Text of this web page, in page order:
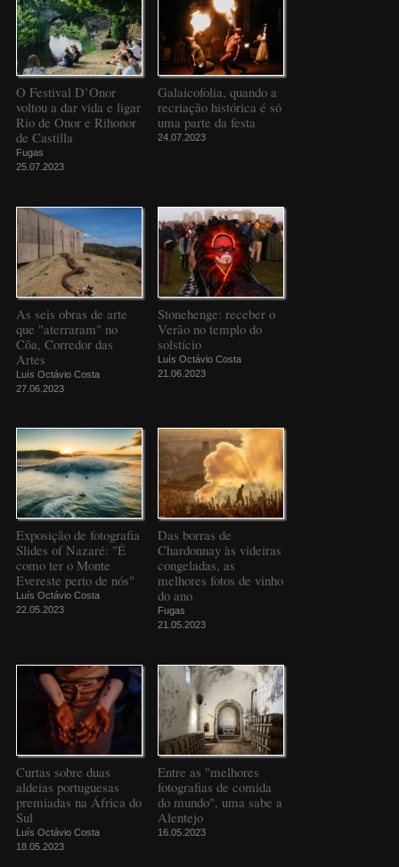
O Festival D’Onor
voltou a dar vida e ligar
Rio de Onor e Rihonor
de Castilla
Fugas
25.07.2023
Galaicofolia, quando a
recriação histórica é só
uma parte da festa
24.07.2023
As seis obras de arte
que "aterraram" no
Côa, Corredor das
Artes
Luís Octávio Costa
27.06.2023
Stonehenge: receber o
Verão no templo do
solstício
Luís Octávio Costa
21.06.2023
Exposição de fotografia
Slides of Nazaré: "É
como ter o Monte
Evereste perto de nós"
Luís Octávio Costa
22.05.2023
Das borras de
Chardonnay às videiras
congeladas, as
melhores fotos de vinho
do ano
Fugas
21.05.2023
Curtas sobre duas
aldeias portuguesas
premiadas na África do
Sul
Luís Octávio Costa
18.05.2023
Entre as "melhores
fotografias de comida
do mundo", uma sabe a
Alentejo
16.05.2023